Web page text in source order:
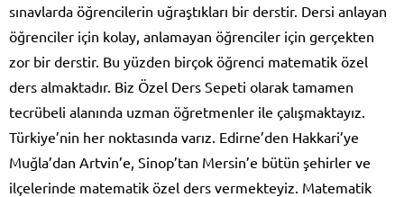
sınavlarda öğrencilerin uğraştıkları bir derstir. Dersi anlayan
öğrenciler için kolay, anlamayan öğrenciler için gerçekten
zor bir derstir. Bu yüzden birçok öğrenci matematik özel
ders almaktadır. Biz Özel Ders Sepeti olarak tamamen
tecrübeli alanında uzman öğretmenler ile çalışmaktayız.
Türkiye’nin her noktasında varız. Edirne’den Hakkari’ye
Muğla’dan Artvin’e, Sinop’tan Mersin’e bütün şehirler ve
ilçelerinde matematik özel ders vermekteyiz. Matematik